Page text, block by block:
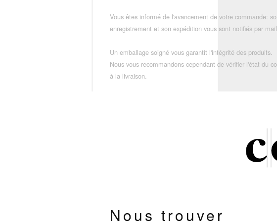
Vous êtes informé de l'avancement de votre commande:
enregistrement et son expédition vous sont notifiés par
Un emballage soigné vous garantit l'intégrité des produits.
Nous vous recommandons cependant de vérifier l'état du
à la livraison.
Nous trouver